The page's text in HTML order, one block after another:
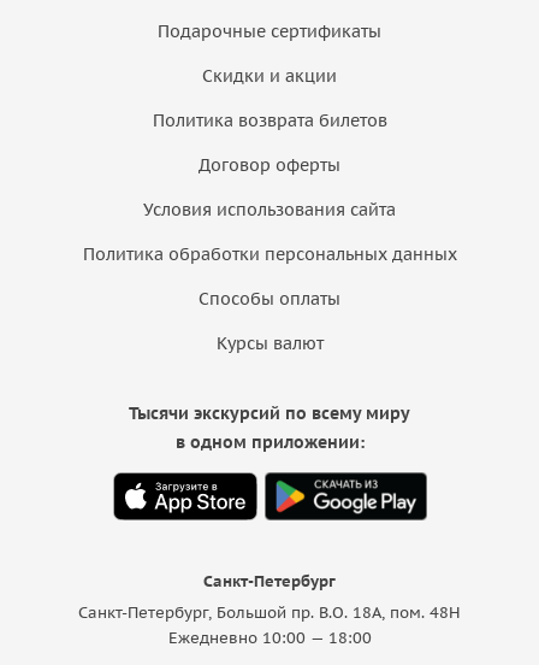
Подарочные сертификаты
Скидки и акции
Политика возврата билетов
Договор оферты
Условия использования сайта
Политика обработки персональных данных
Способы оплаты
Курсы валют
Санкт-Петербург
Санкт-Петербург, Большой пр. В.О. 18A, пом. 48Н
Ежедневно 10:00 — 18:00
Тысячи экскурсий по всему миру
в одном приложении: